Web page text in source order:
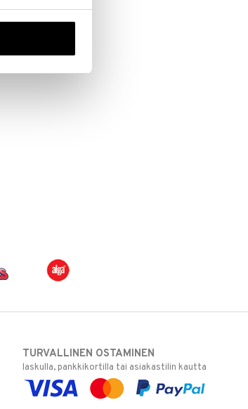
TURVALLINEN OSTAMINEN
laskulla, pankkikortilla tai asiakastilin kautta